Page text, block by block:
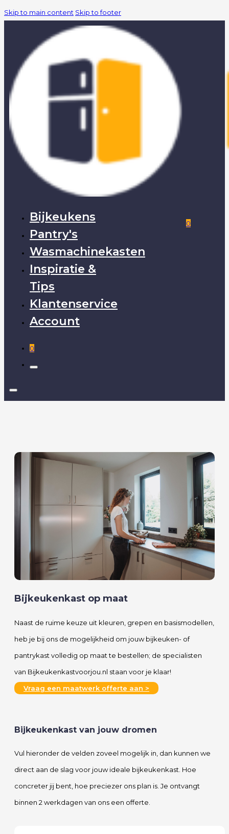
Skip to main content Skip to footer
Beschikbaar in vijf trendy kleuren
0
Bijkeukens
Pantry's
Wasmachinekasten
Inspiratie &
Tips
Klantenservice
Account
0
Bijkeukenkast op maat
Naast de ruime keuze uit kleuren, grepen en basismodellen,
heb je bij ons de mogelijkheid om jouw bijkeuken- of
pantrykast volledig op maat te bestellen; de specialisten
van Bijkeukenkastvoorjou.nl staan voor je klaar!
Vraag een maatwerk offerte aan >
Bijkeukenkast van jouw dromen
Vul hieronder de velden zoveel mogelijk in, dan kunnen we
direct aan de slag voor jouw ideale bijkeukenkast. Hoe
concreter jij bent, hoe preciezer ons plan is. Je ontvangt
binnen 2 werkdagen van ons een offerte.